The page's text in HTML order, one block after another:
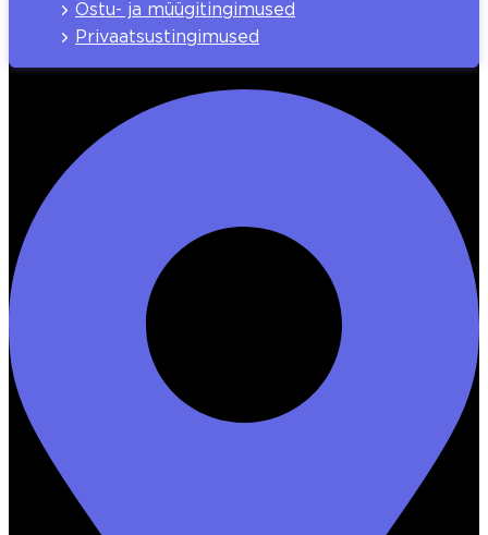
Ostu- ja müügitingimused
Privaatsustingimused